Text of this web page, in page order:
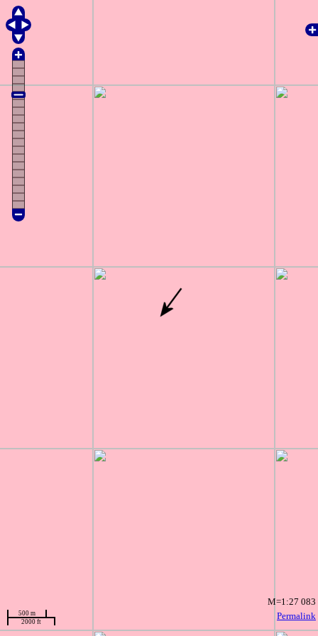
Permalink
500 m
2000 ft
M=1:27 083